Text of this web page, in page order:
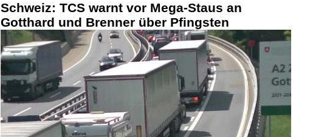
Schweiz: TCS warnt vor Mega-Staus an
Gotthard und Brenner über Pfingsten